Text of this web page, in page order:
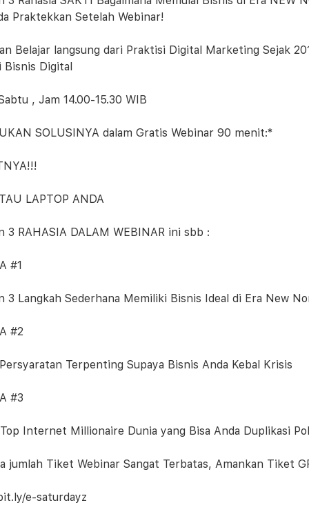
Praktekkan Setelah Webinar!
Belajar langsung dari Praktisi Digital Marketing Sejak
Bisnis Digital
, Jam 14.00-15.30 WIB
SOLUSINYA dalam Gratis Webinar 90 menit:*
LAPTOP ANDA
3 RAHASIA DALAM WEBINAR ini sbb :
#1
3 Langkah Sederhana Memiliki Bisnis Ideal di Era New
#2
Terpenting Supaya Bisnis Anda Kebal Krisis
#3
Top Internet Millionaire Dunia yang Bisa Anda Duplikasi
jumlah Tiket Webinar Sangat Terbatas, Amankan Tiket
e-saturdayz